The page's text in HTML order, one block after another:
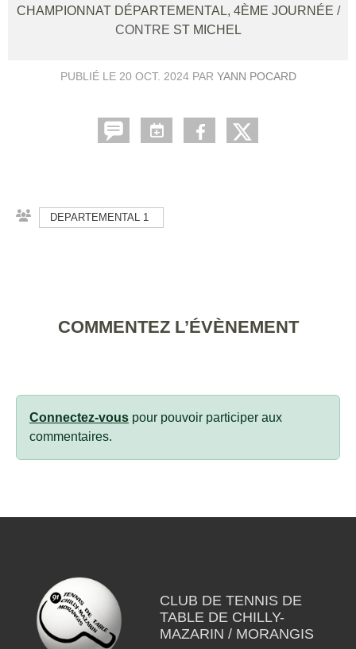
CHAMPIONNAT DÉPARTEMENTAL, 4ÈME JOURNÉE /
CONTRE ST MICHEL
PUBLIÉ LE 20 OCT. 2024PAR YANN POCARD
DEPARTEMENTAL 1
COMMENTEZ L’ÉVÈNEMENT
Connectez-vous pour pouvoir participer aux
commentaires.
CLUB DE TENNIS DE
TABLE DE CHILLY-
MAZARIN / MORANGIS